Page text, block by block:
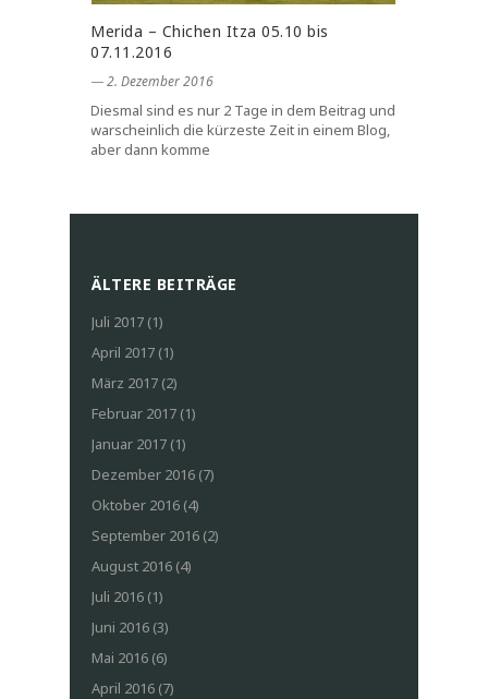
Merida – Chichen Itza 05.10 bis
07.11.2016
― 2. Dezember 2016
Diesmal sind es nur 2 Tage in dem Beitrag und
warscheinlich die kürzeste Zeit in einem Blog,
aber dann komme
ÄLTERE BEITRÄGE
Juli 2017 (1)
April 2017 (1)
März 2017 (2)
Februar 2017 (1)
Januar 2017 (1)
Dezember 2016 (7)
Oktober 2016 (4)
September 2016 (2)
August 2016 (4)
Juli 2016 (1)
Juni 2016 (3)
Mai 2016 (6)
April 2016 (7)